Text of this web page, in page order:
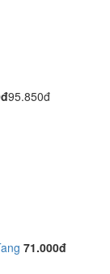
95.850đ
71.000đ